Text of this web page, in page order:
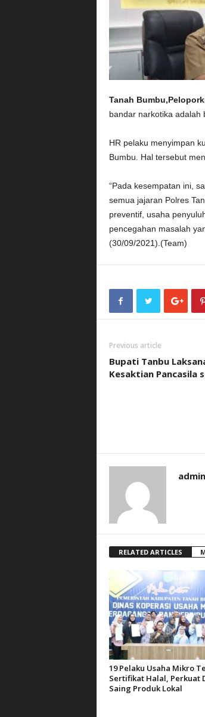
Tanah
bandar narkotika adalah
HR pelaku menyimpan
Bumbu. Hal tersebut
“Pada kesempatan ini,
semua jajaran Polres
preventif, usaha
pencegahan masalah
(30/09/2021).(Team)
Previous article
Bupati Tanbu
Kesaktian Pancasila
admin
RELATED ARTICLES
19 Pelaku Usaha Mikro
Sertifikat Halal, Perkuat
Saing Produk Lokal